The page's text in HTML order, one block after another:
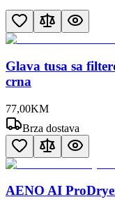
Glava tusa sa
crna
77,00KM
Brza dostava
AENO AI